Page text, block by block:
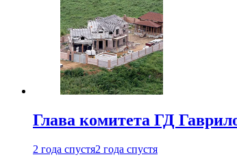
Глава комитета ГД
2 года спустя2 года спустя